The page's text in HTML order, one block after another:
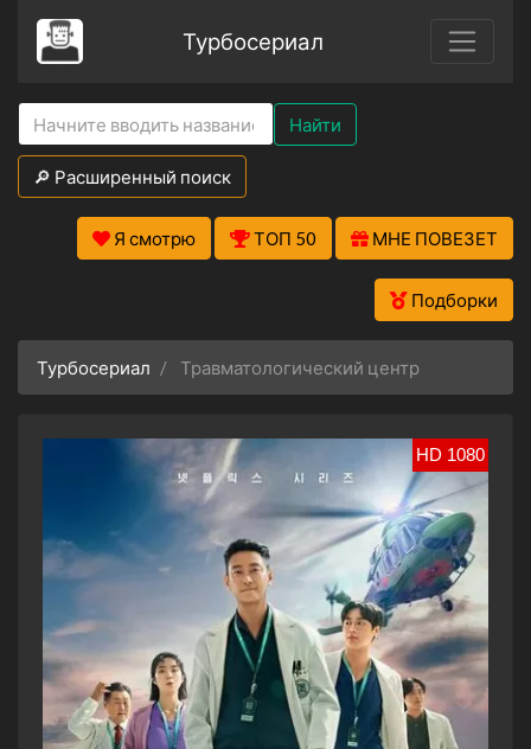
Турбосериал
Найти
🔎 Расширенный поиск
Я смотрю ТОП 50 МНЕ ПОВЕЗЕТ
Подборки
Турбосериал Травматологический центр
HD 1080